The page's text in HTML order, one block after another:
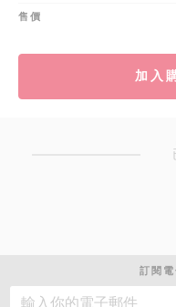
售價
加入
訂閱